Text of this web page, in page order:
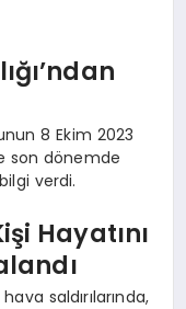
8 Ekim 2023
son dönemde
verdi.
Hayatını
saldırılarında,